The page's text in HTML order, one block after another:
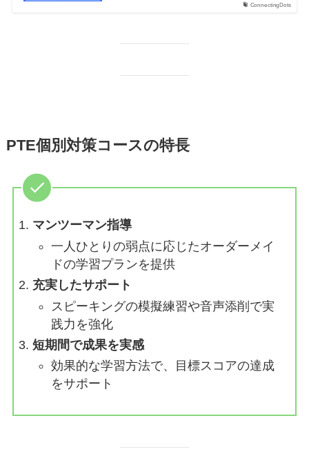
ConnectingDots
PTE個別対策コースの特長
マンツーマン指導
一人ひとりの弱点に応じたオーダーメイ
ドの学習プランを提供
充実したサポート
スピーキングの模擬練習や音声添削で実
践力を強化
短期間で成果を実感
効果的な学習方法で、目標スコアの達成
をサポート